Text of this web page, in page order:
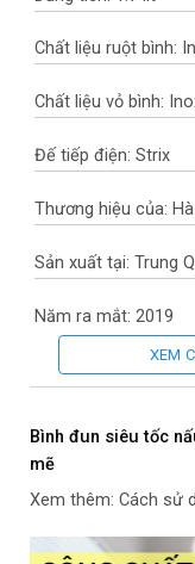
Chất liệu ruột bình:
Chất liệu vỏ bình:
Đế tiếp điện: Strix
Thương hiệu của:
Sản xuất tại: Trung
Năm ra mắt: 2019
Chế độ an toàn và
Tiện ích: Chức năng
XEM
Bình đun siêu tốc
mẽ
Xem thêm: Cách sử